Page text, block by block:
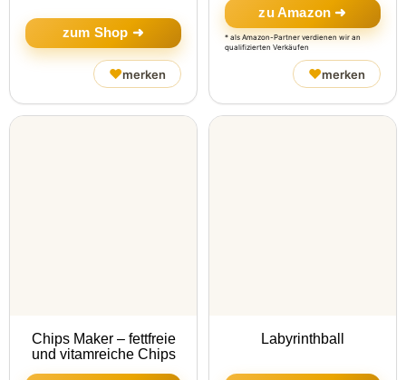
zum Shop ➜
♥merken
zu Amazon ➜
* als Amazon-Partner verdienen wir an
qualifizierten Verkäufen
♥merken
Chips Maker – fettfreie
und vitamreiche Chips
Labyrinthball